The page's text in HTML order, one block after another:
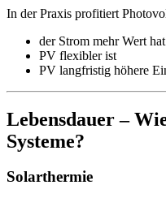
In der Praxis profitiert
der Strom mehr Wert
PV flexibler ist
PV langfristig höhere
Lebensdauer –
Systeme?
Solarthermie